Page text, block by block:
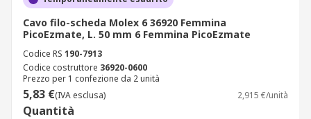
Cavo filo-scheda Molex 6 36920 Femmina
PicoEzmate, L. 50 mm 6 Femmina PicoEzmate
Codice RS 190-7913
Codice costruttore 36920-0600
Prezzo per 1 confezione da 2 unità
5,83 €(IVA esclusa) 2,915 €/unità
Quantità